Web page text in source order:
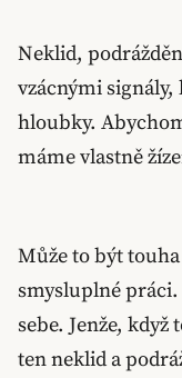
Neklid,
vzácnými
hloubky.
máme vlastně
Může to být
smysluplné
sebe. Jenže,
ten neklid a